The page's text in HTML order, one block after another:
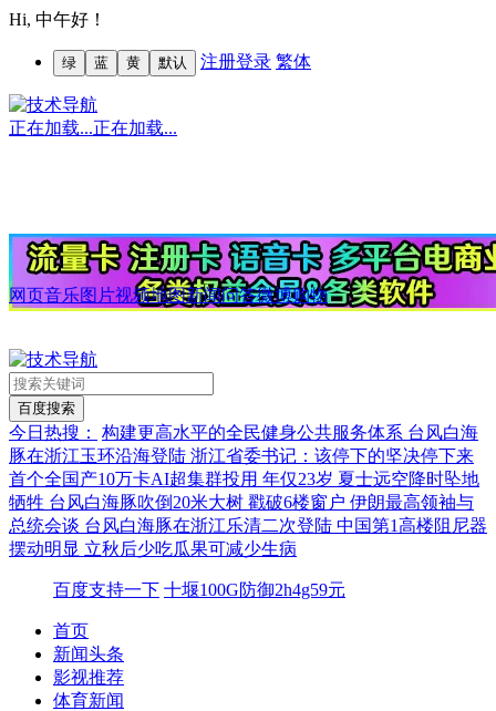
Hi, 中午好！
绿 蓝 黄 默认 注册登录 繁体
正在加载...正在加载...
网页音乐图片视频地图新闻问答微博购物
今日热搜： 构建更高水平的全民健身公共服务体系 台风白海
豚在浙江玉环沿海登陆 浙江省委书记：该停下的坚决停下来
首个全国产10万卡AI超集群投用 年仅23岁 夏士远空降时坠地
牺牲 台风白海豚吹倒20米大树 戳破6楼窗户 伊朗最高领袖与
总统会谈 台风白海豚在浙江乐清二次登陆 中国第1高楼阻尼器
摆动明显 立秋后少吃瓜果可减少生病
百度支持一下 十堰100G防御2h4g59元
首页
新闻头条
影视推荐
体育新闻